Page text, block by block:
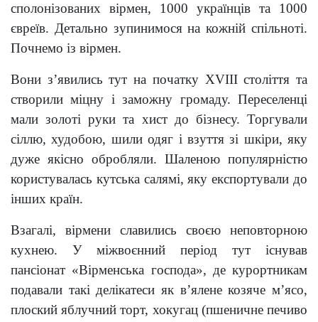
сполонізованих вірмен, 1000 українців та 1000
євреїв. Детально зупинимося на кожній спільноті.
Почнемо із вірмен.
Вони з’явились тут на початку XVIII століття та
створили міцну і заможну громаду. Переселенці
мали золоті руки та хист до бізнесу. Торгували
сіллю, худобою, шили одяг і взуття зі шкіри, яку
дуже якісно обробляли. Шаленою популярністю
користувалась кутська салямі, яку експортували до
інших країн.
Взагалі, вірмени славились своєю неповторною
кухнею. У міжвоєнний період тут існував
пансіонат «Вірменська господа», де курортникам
подавали такі делікатеси як в’ялене козяче м’ясо,
плоский яблучний торт, хокугац (пшеничне печиво